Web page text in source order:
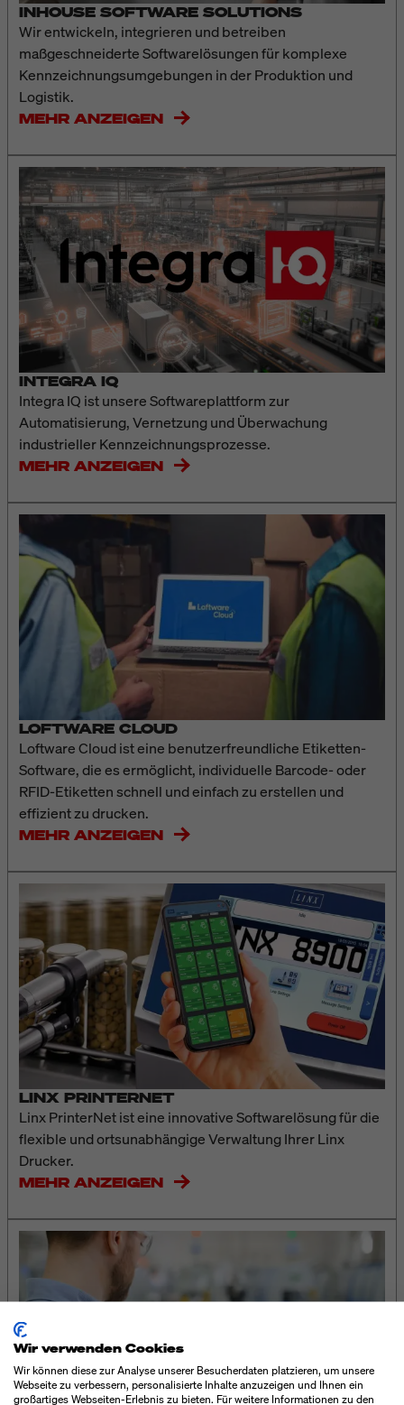
INHOUSE SOFTWARE SOLUTIONS
Wir entwickeln, integrieren und betreiben
maßgeschneiderte Softwarelösungen für komplexe
Kennzeichnungsumgebungen in der Produktion und
Logistik.
MEHR ANZEIGEN
INTEGRA IQ
Integra IQ ist unsere Softwareplattform zur
Automatisierung, Vernetzung und Überwachung
industrieller Kennzeichnungsprozesse.
MEHR ANZEIGEN
LOFTWARE CLOUD
Loftware Cloud ist eine benutzerfreundliche Etiketten-
Software, die es ermöglicht, individuelle Barcode- oder
RFID-Etiketten schnell und einfach zu erstellen und
effizient zu drucken.
MEHR ANZEIGEN
LINX PRINTERNET
Linx PrinterNet ist eine innovative Softwarelösung für die
flexible und ortsunabhängige Verwaltung Ihrer Linx
Drucker.
MEHR ANZEIGEN
Wir verwenden Cookies
Wir können diese zur Analyse unserer Besucherdaten platzieren, um unsere
Webseite zu verbessern, personalisierte Inhalte anzuzeigen und Ihnen ein
großartiges Webseiten-Erlebnis zu bieten. Für weitere Informationen zu den